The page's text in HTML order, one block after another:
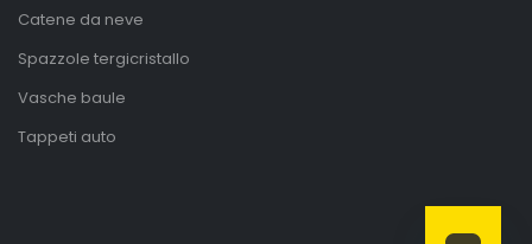
Catene da neve
Spazzole tergicristallo
Vasche baule
Tappeti auto